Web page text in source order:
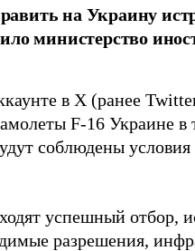
на Украину
министерство
в X (ранее
F-16 Украине в
соблюдены условия
успешный отбор,
разрешения,